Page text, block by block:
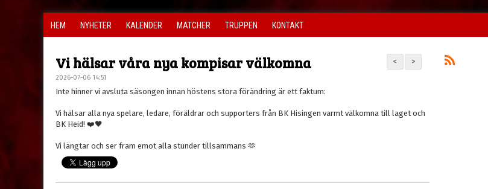
HEM NYHETER KALENDER MATCHER TRUPPEN KONTAKT
>
<
Vi hälsar våra nya kompisar välkomna
2026-07-06 14:51
Inte hinner vi avsluta säsongen innan höstens stora förändring är ett faktum:
Vi hälsar alla nya spelare, ledare, föräldrar och supporters från BK Hisingen varmt välkomna till laget och
BK Heid! ❤️🖤
Vi längtar och ser fram emot alla stunder tillsammans 🫶